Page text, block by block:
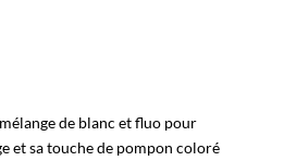
de blanc et fluo pour
et sa touche de pompon coloré